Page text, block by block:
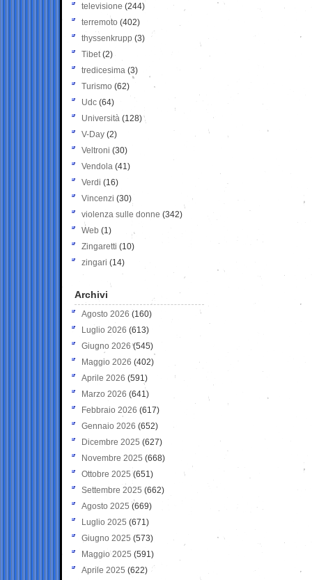
televisione(244)
terremoto (402)
thyssenkrupp (3)
Tibet(2)
tredicesima (3)
Turismo (62)
Udc (64)
Università (128)
V-Day (2)
Veltroni (30)
Vendola (41)
Verdi (16)
Vincenzi (30)
violenza sulle donne (342)
Web (1)
Zingaretti (10)
zingari (14)
Archivi
Agosto 2026 (160)
Luglio 2026 (613)
Giugno 2026 (545)
Maggio 2026 (402)
Aprile 2026 (591)
Marzo 2026 (641)
Febbraio 2026 (617)
Gennaio 2026 (652)
Dicembre 2025 (627)
Novembre 2025 (668)
Ottobre 2025 (651)
Settembre 2025 (662)
Agosto 2025 (669)
Luglio 2025 (671)
Giugno 2025 (573)
Maggio 2025 (591)
Aprile 2025 (622)